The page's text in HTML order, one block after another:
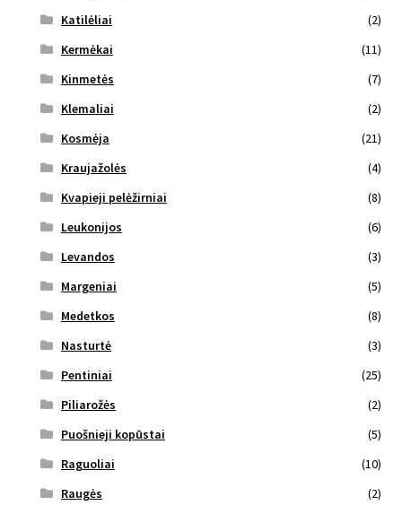
Katilėliai
(2)
Kermėkai
(11)
Kinmetės
(7)
Klemaliai
(2)
Kosmėja
(21)
Kraujažolės
(4)
Kvapieji pelėžirniai
(8)
Leukonijos
(6)
Levandos
(3)
Margeniai
(5)
Medetkos
(8)
Nasturtė
(3)
Pentiniai
(25)
Piliarožės
(2)
Puošnieji kopūstai
(5)
Raguoliai
(10)
Raugės
(2)